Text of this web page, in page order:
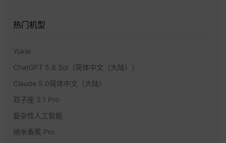
热门机型
Yukie
ChatGPT 5.6 Sol（简体中文（大陆））
Claude 5.0简体中文（大陆）
双子座 3.1 Pro
复杂性人工智能
纳米香蕉 Pro